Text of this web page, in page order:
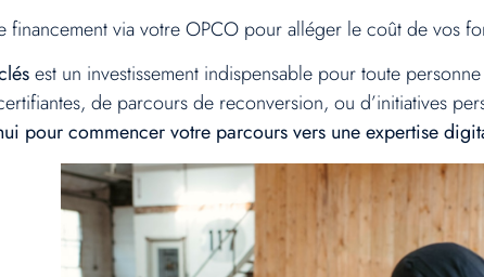
financement via votre OPCO pour alléger le coût de vos
est un investissement indispensable pour toute
de parcours de reconversion, ou d’initiatives
pour commencer votre parcours vers une expertise